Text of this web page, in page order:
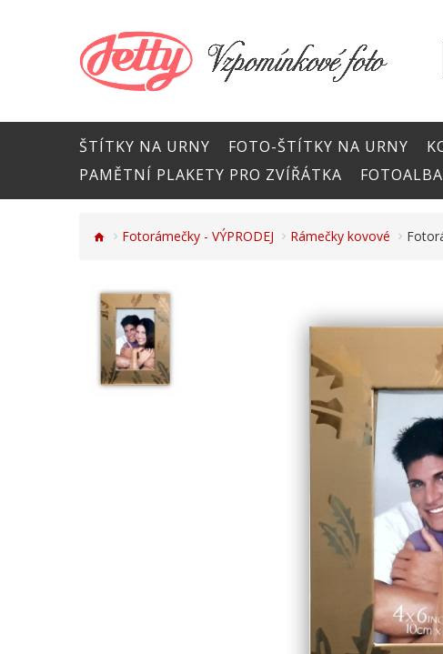
ŠTÍTKY NA URNY FOTO-ŠTÍTKY NA URNY
PAMĚTNÍ PLAKETY PRO ZVÍŘÁTKA
Fotorámečky - VÝPRODEJ Rámečky kovové